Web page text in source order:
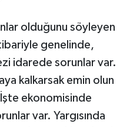
olduğunu söyleyen
genelinde,
idarede sorunlar var.
kalkarsak emin olun
İşte ekonomisinde
var. Yargısında